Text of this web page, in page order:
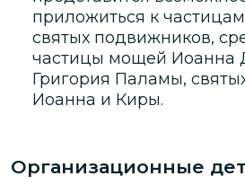
приложиться к
святых подвижников,
частицы мощей Иоанна
Григория Паламы,
Иоанна и Киры.
Организационные